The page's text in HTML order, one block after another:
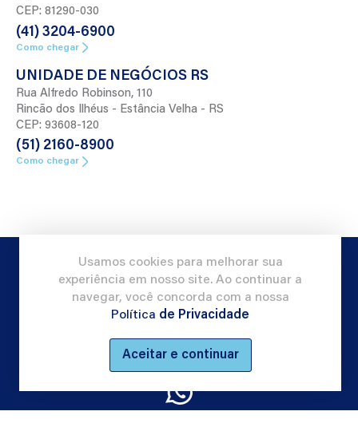
CEP: 81290-030
(41) 3204-6900
Como chegar
UNIDADE DE NEGÓCIOS RS
Rua Alfredo Robinson, 110
Rincão dos Ilhéus - Estância Velha - RS
CEP: 93608-120
(51) 2160-8900
Como chegar
© 2026 - Cartrom
Termos e política de privacidade
Voltar ao topo
Usamos cookies para melhorar sua
experiência em nosso site. Ao continuar a
navegar, você concorda com a nossa
Política de Privacidade
Aceitar e continuar